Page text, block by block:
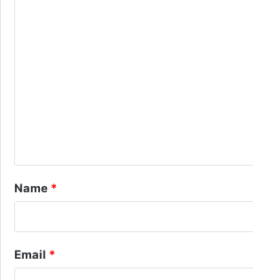
t
*
Name *
Email *